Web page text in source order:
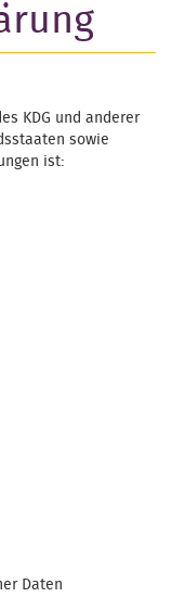
KDG und anderer
sowie
ist:
Daten